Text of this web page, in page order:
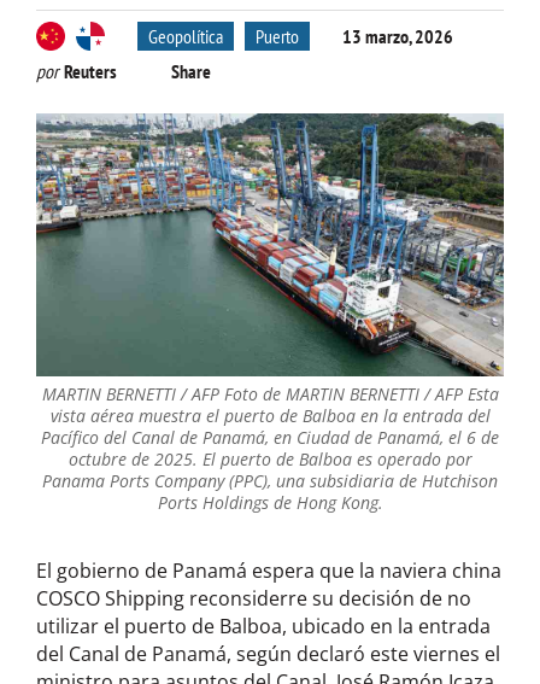
Geopolítica Puerto
13 marzo, 2026
porReuters Share
MARTIN BERNETTI / AFP Foto de MARTIN BERNETTI / AFP Esta
vista aérea muestra el puerto de Balboa en la entrada del
Pacífico del Canal de Panamá, en Ciudad de Panamá, el 6 de
octubre de 2025. El puerto de Balboa es operado por
Panama Ports Company (PPC), una subsidiaria de Hutchison
Ports Holdings de Hong Kong.
El gobierno de Panamá espera que la naviera china
COSCO Shipping reconsiderre su decisión de no
utilizar el puerto de Balboa, ubicado en la entrada
del Canal de Panamá, según declaró este viernes el